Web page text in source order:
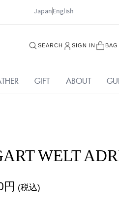
JapanEnglish
SEARCH SIGN IN BAG
GIFT ABOUT
WELT
円 (税込)